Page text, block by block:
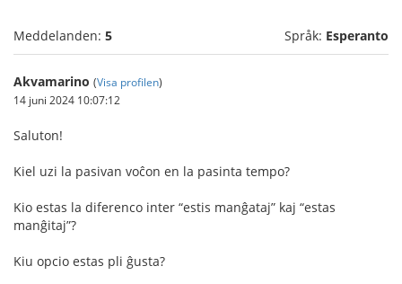
Meddelanden: 5 Språk: Esperanto
Akvamarino (Visa profilen)
14 juni 2024 10:07:12
Saluton!
Kiel uzi la pasivan voĉon en la pasinta tempo?
Kio estas la diferenco inter “estis manĝataj” kaj “estas
manĝitaj”?
Kiu opcio estas pli ĝusta?